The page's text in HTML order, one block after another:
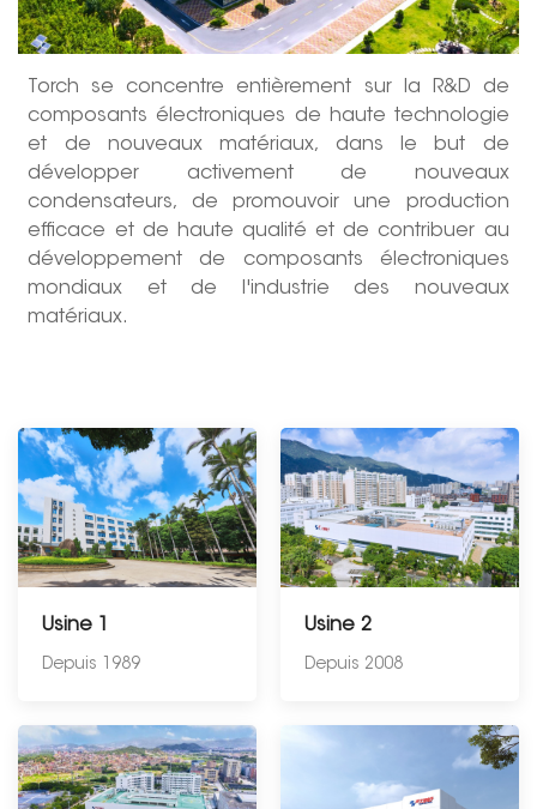
Torch se concentre entièrement sur la R&D de
composants électroniques de haute technologie
et de nouveaux matériaux, dans le but de
développer activement de nouveaux
condensateurs, de promouvoir une production
efficace et de haute qualité et de contribuer au
développement de composants électroniques
mondiaux et de l'industrie des nouveaux
matériaux.
Usine 1
Depuis 1989
Usine 2
Depuis 2008